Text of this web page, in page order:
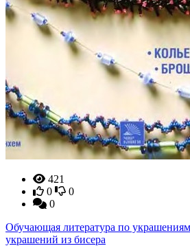
Обучающая литература
украшений из бисера